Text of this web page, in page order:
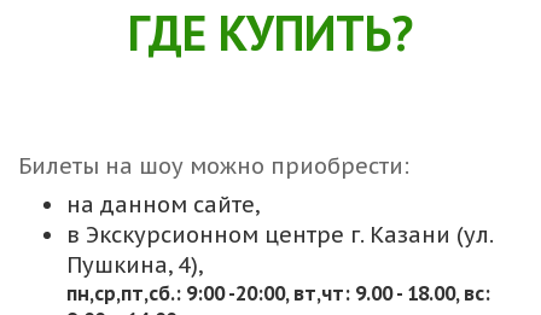
ГДЕ КУПИТЬ?
Билеты на шоу можно приобрести:
на данном сайте,
в Экскурсионном центре г. Казани (ул.
Пушкина, 4),
пн,cр,пт,сб.: 9:00 -20:00, вт,чт: 9.00 - 18.00, вс: